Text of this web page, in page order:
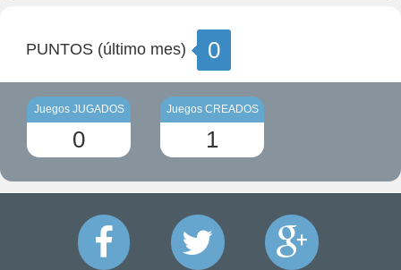
PUNTOS (último mes) 0
Juegos JUGADOS
0
Juegos CREADOS
1